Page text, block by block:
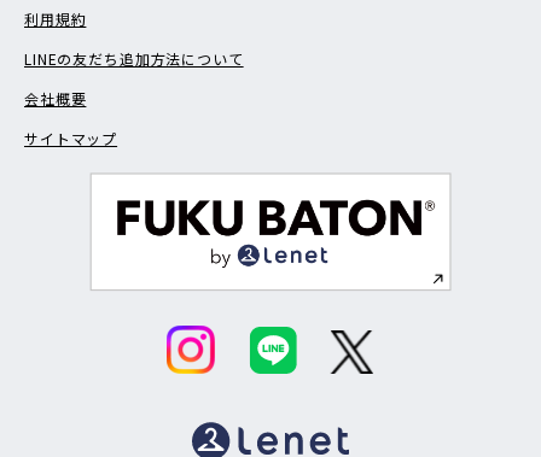
利用規約
LINEの友だち追加方法について
会社概要
サイトマップ